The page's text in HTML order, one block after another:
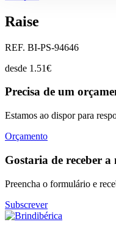
Raise
REF. BI-PS-94646
desde 1.51€
Precisa de um
Estamos ao dispor para
Orçamento
Gostaria de receber a
Preencha o formulário e
Subscrever